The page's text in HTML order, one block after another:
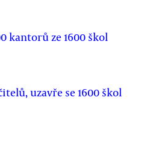
kantorů ze 1600 škol
uzavře se 1600 škol